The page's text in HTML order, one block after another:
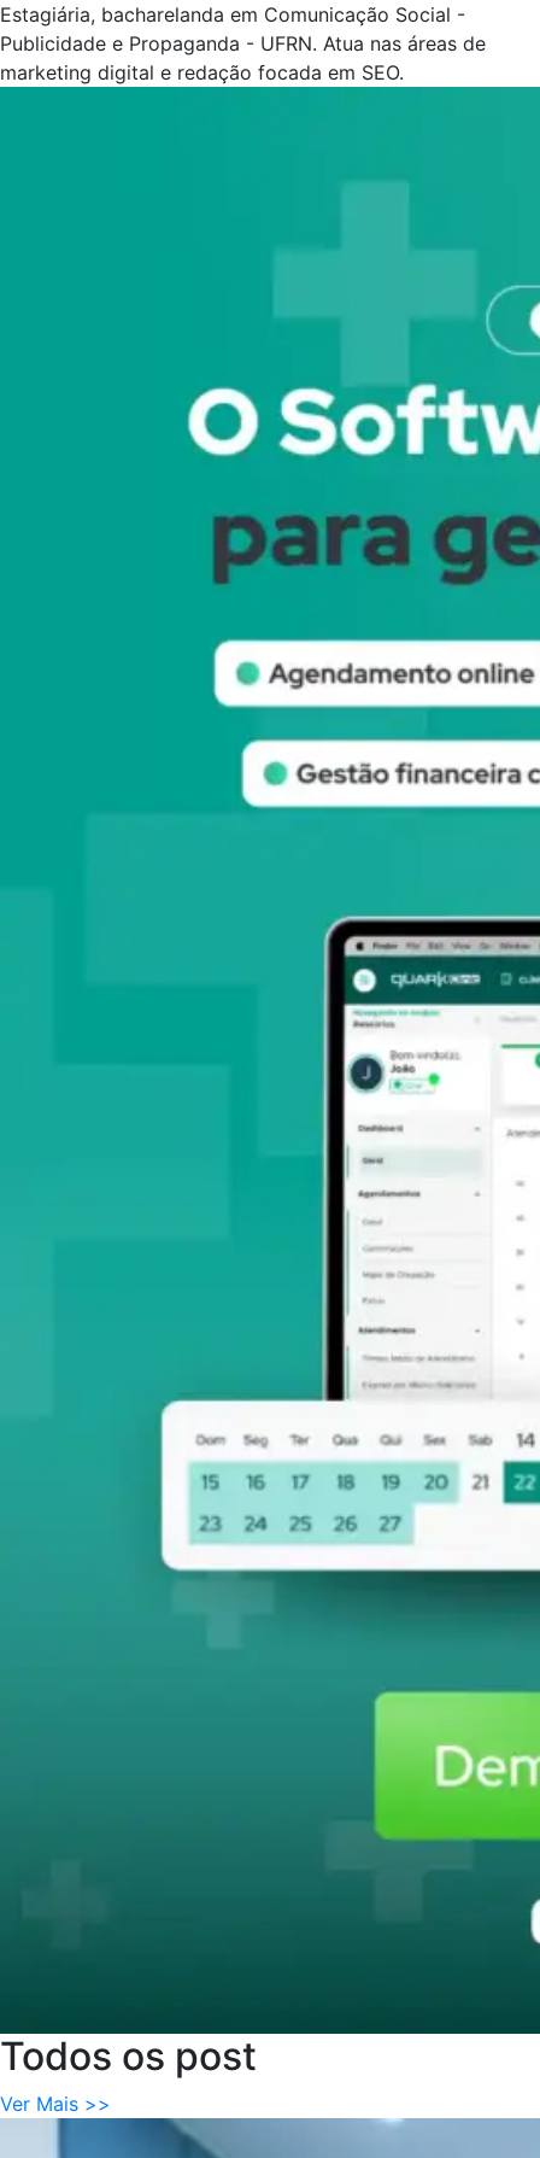
Estagiária, bacharelanda em Comunicação Social -
Publicidade e Propaganda - UFRN. Atua nas áreas de
marketing digital e redação focada em SEO.
Todos os post
Ver Mais >>